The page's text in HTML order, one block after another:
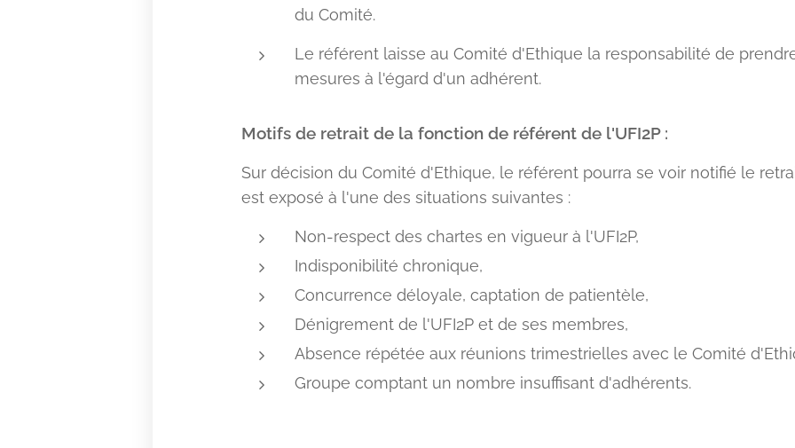
du Comité.
Le référent laisse au Comité d'Ethique la responsabilité de
mesures à l'égard d'un adhérent.
Motifs de retrait de la fonction de référent de l'UFI2P :
Sur décision du Comité d'Ethique, le référent pourra se voir notifié le
est exposé à l'une des situations suivantes :
Non-respect des chartes en vigueur à l'UFI2P,
Indisponibilité chronique,
Concurrence déloyale, captation de patientèle,
Dénigrement de l'UFI2P et de ses membres,
Absence répétée aux réunions trimestrielles avec le Comité
Groupe comptant un nombre insuffisant d'adhérents.